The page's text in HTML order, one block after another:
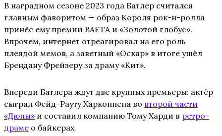
В наградном сезоне 2023 года Батлер считался
главным фаворитом — образ Короля рок-н-ролла
принёс ему премии BAFTA и «Золотой глобус».
Впрочем, интернет отреагировал на его роль
плеядой мемов, а заветный «Оскар» в итоге ушёл
Брендану Фрейзеру за драму «Кит».
Впереди Батлера ждут две крупных премьеры: актёр
сыграл Фейд-Рауту Харконнена во второй части
«Дюны» и составил компанию Тому Харди в ретро-
драме о байкерах.